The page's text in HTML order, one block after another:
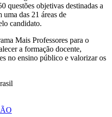
questões objetivas destinadas a
uma das 21 áreas de
candidato.
Mais Professores para o
a formação docente,
no ensino público e valorizar os